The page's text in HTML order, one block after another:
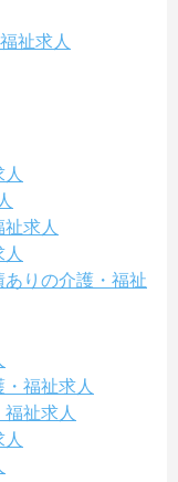
祉求人
求人
りの介護・福祉
福祉求人
祉求人